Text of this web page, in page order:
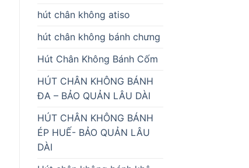
hút chân không atiso
hút chân không bánh chưng
Hút Chân Không Bánh Cốm
HÚT CHÂN KHÔNG BÁNH
ĐA – BẢO QUẢN LÂU DÀI
HÚT CHÂN KHÔNG BÁNH
ÉP HUẾ- BẢO QUẢN LÂU
DÀI